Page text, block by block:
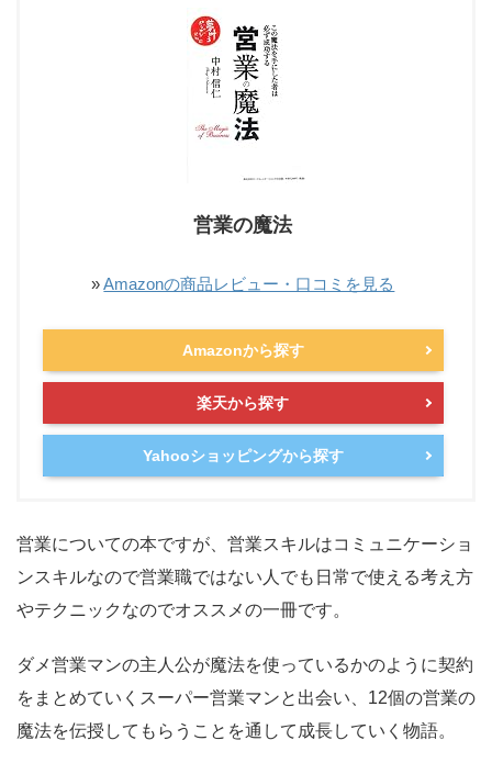
営業の魔法
»Amazonの商品レビュー・口コミを見る
Amazonから探す
楽天から探す
Yahooショッピングから探す
営業についての本ですが、営業スキルはコミュニケーショ
ンスキルなので営業職ではない人でも日常で使える考え方
やテクニックなのでオススメの一冊です。
ダメ営業マンの主人公が魔法を使っているかのように契約
をまとめていくスーパー営業マンと出会い、12個の営業の
魔法を伝授してもらうことを通して成長していく物語。